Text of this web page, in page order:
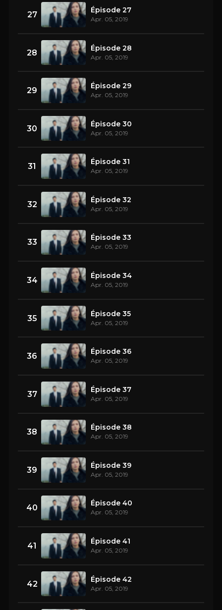
27 Épisode 27
Apr. 05, 2019
28 Épisode 28
Apr. 05, 2019
29 Épisode 29
Apr. 05, 2019
30 Épisode 30
Apr. 05, 2019
31 Épisode 31
Apr. 05, 2019
32 Épisode 32
Apr. 05, 2019
33 Épisode 33
Apr. 05, 2019
34 Épisode 34
Apr. 05, 2019
35 Épisode 35
Apr. 05, 2019
36 Épisode 36
Apr. 05, 2019
37 Épisode 37
Apr. 05, 2019
38 Épisode 38
Apr. 05, 2019
39 Épisode 39
Apr. 05, 2019
40 Épisode 40
Apr. 05, 2019
41 Épisode 41
Apr. 05, 2019
42 Épisode 42
Apr. 05, 2019